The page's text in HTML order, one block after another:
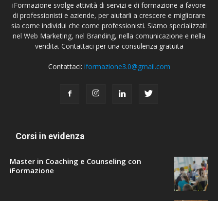
iFormazione svolge attività di servizi e di formazione a favore
di professionisti e aziende, per aiutarli a crescere e migliorare
sia come individui che come professionisti. Siamo specializzati
nel Web Marketing, nel Branding, nella comunicazione e nella
vendita. Contattaci per una consulenza gratuita
Contattaci: iformazione3.0@gmail.com
Corsi in evidenza
Master in Coaching e Counseling con
iFormazione